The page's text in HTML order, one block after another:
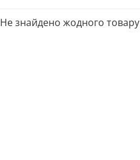
Не знайдено жодного товару